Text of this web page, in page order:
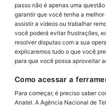
passo não é apenas uma
garantir que você tenha a
assistir a vídeos ou trabalhar
você poderá evitar frustrações,
resolver disputas com a sua
explicaremos tudo o que você
para que você possa aproveitar
Como acessar a
Para começar, é preciso saber
Anatel. A Agência Nacional de